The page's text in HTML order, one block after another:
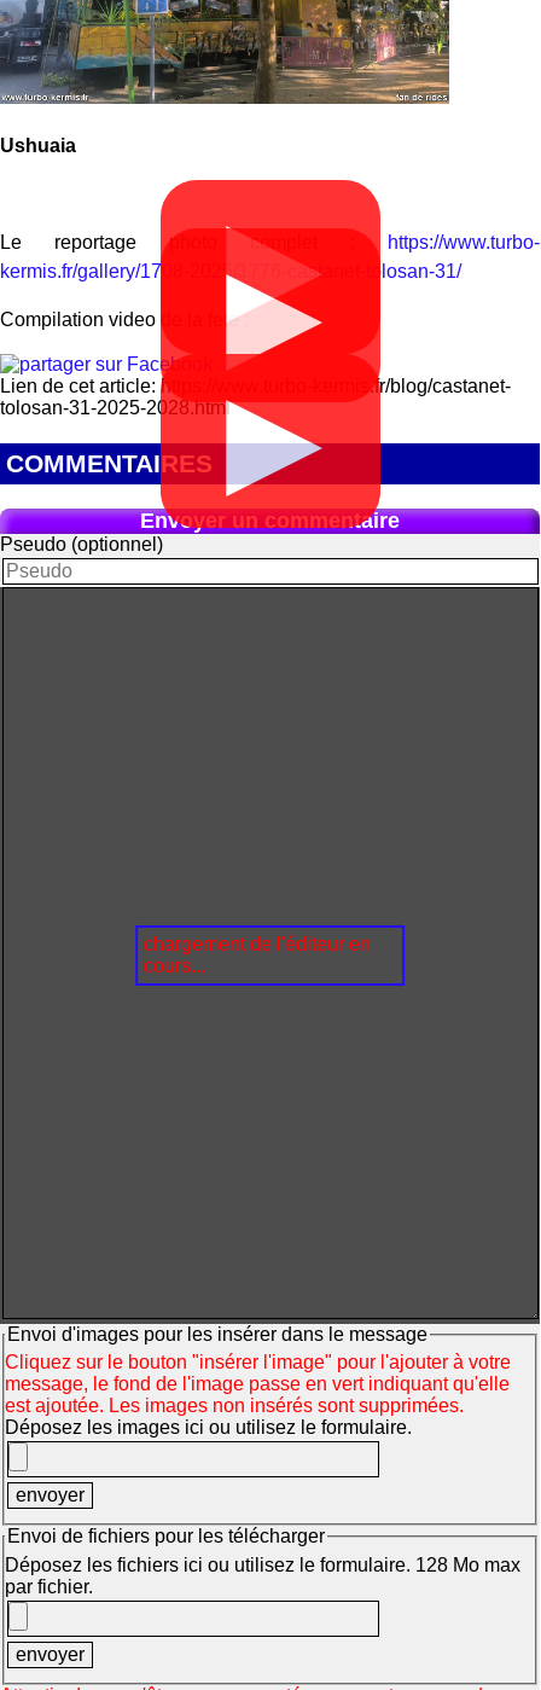
Ushuaia
▶
▶
Le reportage photo complet : https://www.turbo-
kermis.fr/gallery/1708-2025/1776-castanet-tolosan-31/
Compilation video de la fete :
▶
Lien de cet article: https://www.turbo-kermis.fr/blog/castanet-
tolosan-31-2025-2028.html
COMMENTAIRES
Envoyer un commentaire
Pseudo (optionnel)
chargement de l'éditeur en
cours...
Envoi d'images pour les insérer dans le message
Cliquez sur le bouton "insérer l'image" pour l'ajouter à votre
message, le fond de l'image passe en vert indiquant qu'elle
est ajoutée. Les images non insérés sont supprimées.
Déposez les images ici ou utilisez le formulaire.
Envoi de fichiers pour les télécharger
Déposez les fichiers ici ou utilisez le formulaire. 128 Mo max
par fichier.